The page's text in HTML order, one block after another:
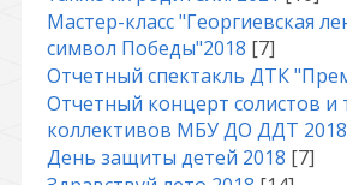
Мастер-класс "Георгиевская
символ Победы"2018 [7]
Отчетный спектакль ДТК
Отчетный концерт солистов и
коллективов МБУ ДО ДДТ 2018
День защиты детей 2018 [7]